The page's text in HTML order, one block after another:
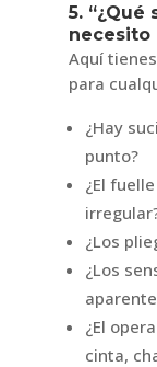
5.
necesito
Aquí
para
¿Hay
punto?
¿El
¿Los
¿Los
¿El
cinta,